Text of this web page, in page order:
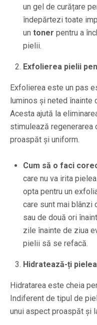
un gel de curățare
îndepărtezi toate
un toner pentru a
pielii.
Exfolierea pielii
Exfolierea este un pas
luminos și neted înainte
Acesta ajută la
stimulează regenerarea
proaspăt și uniform.
Cum să o faci
care nu va irita
opta pentru un
care sunt mai blânzi
sau de două ori
zile înainte de ziua
pielii să se refacă.
Hidratează-ți
Hidratarea este cheia
Indiferent de tipul de
unui aspect proaspăt și